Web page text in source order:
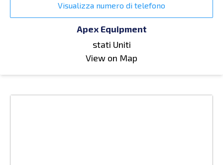
Visualizza numero di telefono
Apex Equipment
stati Uniti
View on Map